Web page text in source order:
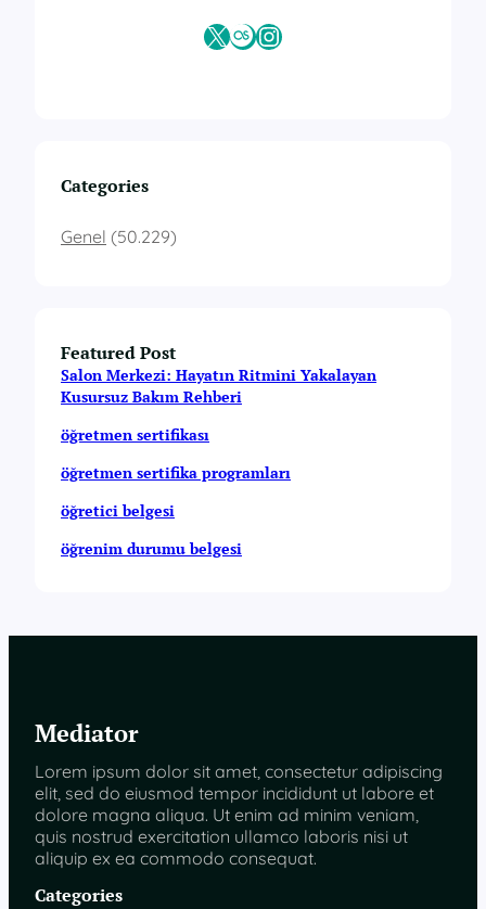
l
a
X Last.fmInstagram
Categories
Genel (50.229)
Featured Post
Salon Merkezi: Hayatın Ritmini Yakalayan
Kusursuz Bakım Rehberi
öğretmen sertifikası
öğretmen sertifika programları
öğretici belgesi
öğrenim durumu belgesi
Mediator
Lorem ipsum dolor sit amet, consectetur adipiscing
elit, sed do eiusmod tempor incididunt ut labore et
dolore magna aliqua. Ut enim ad minim veniam,
quis nostrud exercitation ullamco laboris nisi ut
aliquip ex ea commodo consequat.
Categories